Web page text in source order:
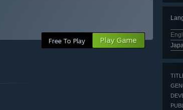
Free To Play Play Game